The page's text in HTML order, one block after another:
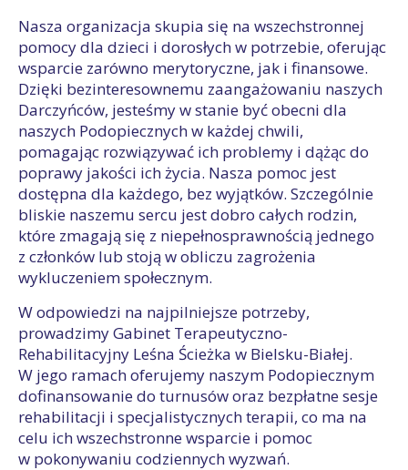
Nasza organizacja skupia się na wszechstronnej
pomocy dla dzieci i dorosłych w potrzebie, oferując
wsparcie zarówno merytoryczne, jak i finansowe.
Dzięki bezinteresownemu zaangażowaniu naszych
Darczyńców, jesteśmy w stanie być obecni dla
naszych Podopiecznych w każdej chwili,
pomagając rozwiązywać ich problemy i dążąc do
poprawy jakości ich życia. Nasza pomoc jest
dostępna dla każdego, bez wyjątków. Szczególnie
bliskie naszemu sercu jest dobro całych rodzin,
które zmagają się z niepełnosprawnością jednego
z członków lub stoją w obliczu zagrożenia
wykluczeniem społecznym.
W odpowiedzi na najpilniejsze potrzeby,
prowadzimy Gabinet Terapeutyczno-
Rehabilitacyjny Leśna Ścieżka w Bielsku-Białej.
W jego ramach oferujemy naszym Podopiecznym
dofinansowanie do turnusów oraz bezpłatne sesje
rehabilitacji i specjalistycznych terapii, co ma na
celu ich wszechstronne wsparcie i pomoc
w pokonywaniu codziennych wyzwań.